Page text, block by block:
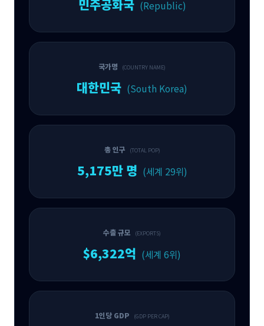
민주공화국 (Republic)
국가명 (COUNTRY NAME)
대한민국 (South Korea)
총 인구 (TOTAL POP)
5,175만 명 (세계 29위)
수출 규모 (EXPORTS)
$6,322억 (세계 6위)
1인당 GDP (GDP PER CAP)